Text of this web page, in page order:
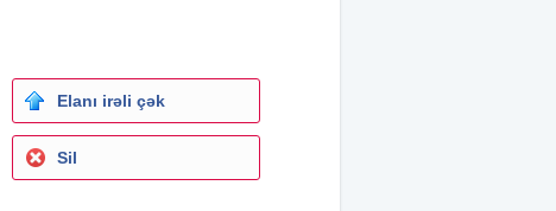
Elanı irəli çək
Sil